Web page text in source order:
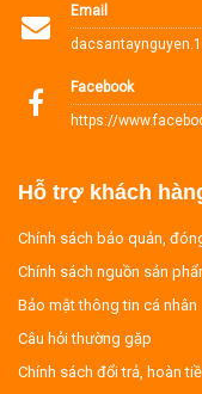
Email
Facebook
https://
Hỗ trợ khách
Chính sách bảo quản,
Chính sách nguồn sản
Bảo mật thông tin cá nhân
Câu hỏi thường gặp
Chính sách đổi trả, hoàn